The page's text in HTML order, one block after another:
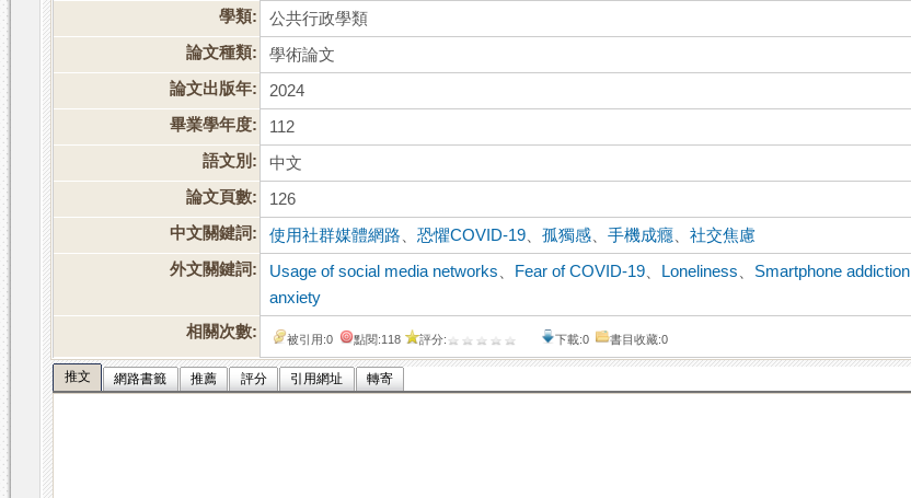
學類:
公共行政學類
論文種類:
學術論文
論文出版年:
2024
畢業學年度:
112
語文別:
中文
論文頁數:
126
中文關鍵詞:
使用社群媒體網路 、恐懼COVID-19 、孤獨感 、手機成癮 、社交焦慮
外文關鍵詞:
Usage of social media networks Fear of COVID-19 Loneliness Smartphone addiction
anxiety
相關次數:
被引用:0 點閱:118 評分: 下載:0 書目收藏:0
推文 網路書籤 推薦 評分 引用網址 轉寄